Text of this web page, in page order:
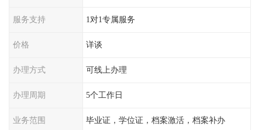
服务支持 1对1专属服务
价格 详谈
办理方式 可线上办理
办理周期 5个工作日
业务范围 毕业证，学位证，档案激活，档案补办